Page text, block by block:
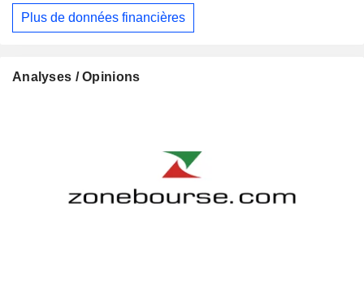
Plus de données financières
Analyses / Opinions